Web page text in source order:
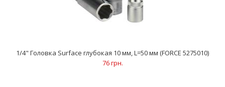
1/4" Головка Surface глубокая 10 мм, L=50 мм (FORCE 5275010)
76 грн.